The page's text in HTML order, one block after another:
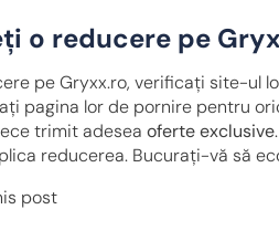
o reducere pe
pe Gryxx.ro, verificați site-ul
pagina lor de pornire pentru
trimit adesea oferte exclusive
reducerea. Bucurați-vă să
post